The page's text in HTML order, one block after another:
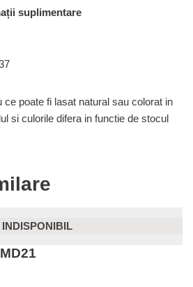
suplimentare
ce poate fi lasat natural sau colorat in
si culorile difera in functie de stocul
INDISPONIBIL